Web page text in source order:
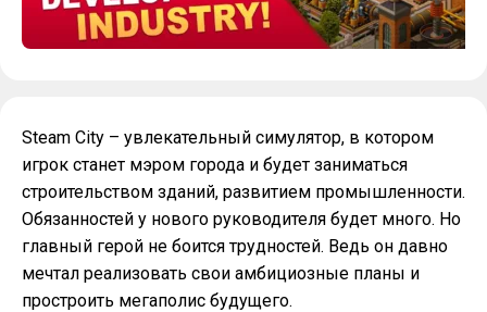
Steam City – увлекательный симулятор, в котором
игрок станет мэром города и будет заниматься
строительством зданий, развитием промышленности.
Обязанностей у нового руководителя будет много. Но
главный герой не боится трудностей. Ведь он давно
мечтал реализовать свои амбициозные планы и
простроить мегаполис будущего.